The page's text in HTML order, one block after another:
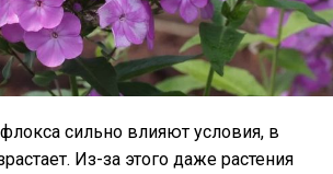
сильно влияют условия, в
Из-за этого даже растения